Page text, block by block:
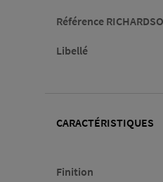
Référence
Libellé
CARACTÉRISTIQUES
Finition